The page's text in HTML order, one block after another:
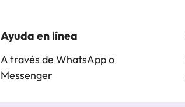
Ayuda en línea
A través de WhatsApp o
Messenger